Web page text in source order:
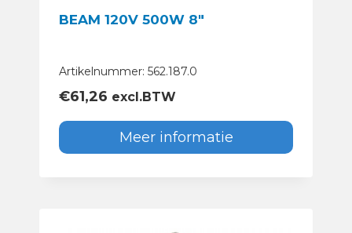
BEAM 120V 500W 8″
Artikelnummer: 562.187.0
€61,26 excl.BTW
Meer informatie